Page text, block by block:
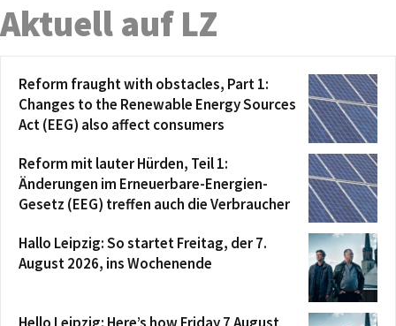
Aktuell auf LZ
Reform fraught with obstacles, Part 1:
Changes to the Renewable Energy Sources
Act (EEG) also affect consumers
Reform mit lauter Hürden, Teil 1:
Änderungen im Erneuerbare-Energien-
Gesetz (EEG) treffen auch die Verbraucher
Hallo Leipzig: So startet Freitag, der 7.
August 2026, ins Wochenende
Hello Leipzig: Here’s how Friday 7 August